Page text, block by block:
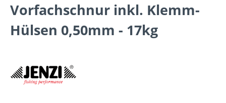
Vorfachschnur inkl. Klemm-
Hülsen 0,50mm - 17kg